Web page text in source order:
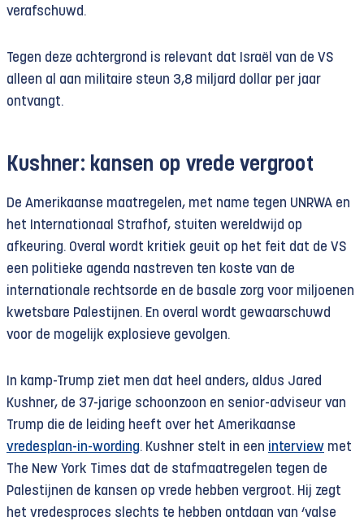
verafschuwd.
Tegen deze achtergrond is relevant dat Israël van de VS
alleen al aan militaire steun 3,8 miljard dollar per jaar
ontvangt.
Kushner: kansen op vrede vergroot
De Amerikaanse maatregelen, met name tegen UNRWA en
het Internationaal Strafhof, stuiten wereldwijd op
afkeuring. Overal wordt kritiek geuit op het feit dat de VS
een politieke agenda nastreven ten koste van de
internationale rechtsorde en de basale zorg voor miljoenen
kwetsbare Palestijnen. En overal wordt gewaarschuwd
voor de mogelijk explosieve gevolgen.
In kamp-Trump ziet men dat heel anders, aldus Jared
Kushner, de 37-jarige schoonzoon en senior-adviseur van
Trump die de leiding heeft over het Amerikaanse
vredesplan-in-wording. Kushner stelt in een interview met
The New York Times dat de stafmaatregelen tegen de
Palestijnen de kansen op vrede hebben vergroot. Hij zegt
het vredesproces slechts te hebben ontdaan van ‘valse